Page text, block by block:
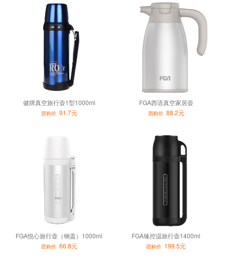
健牌真空旅行壶1型1000ml
团购价91.7元
FGA西语真空家居壶
团购价88.2元
FGA悦心旅行壶（钢盖）1000ml
团购价66.8元
FGA臻控温旅行壶1400ml
团购价 199.5元